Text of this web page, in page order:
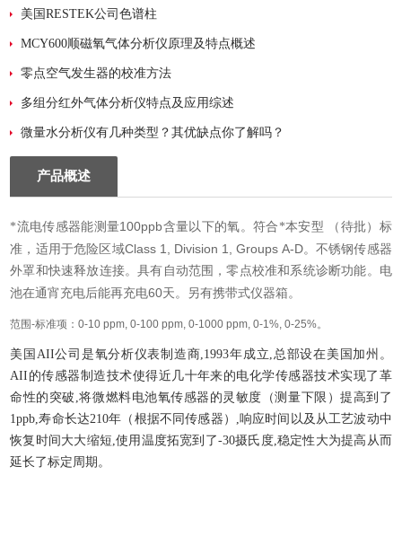
美国RESTEK公司色谱柱
MCY600顺磁氧气体分析仪原理及特点概述
零点空气发生器的校准方法
多组分红外气体分析仪特点及应用综述
微量水分析仪有几种类型？其优缺点你了解吗？
产品概述
*流电传感器能测量100ppb含量以下的氧。符合*本安型
（待批）标
准，适用于危险区域Class 1, Division 1, Groups A-D。不锈钢传感器
外罩和快速释放连接。具有自动范围，零点校准和系统诊断功能。电
池在通宵充电后能再充电60天。另有携带式仪器箱。
范围-标准项：0-10 ppm, 0-100 ppm, 0-1000 ppm, 0-1%, 0-25%。
美国AII公司是氧分析仪表制造商,1993年成立,总部设在美国加州。
AII的传感器制造技术使得近几十年来的电化学传感器技术实现了革
命性的突破,将微燃料电池氧传感器的灵敏度（测量下限）提高到了
1ppb,寿命长达210年（根据不同传感器）,响应时间以及从工艺波动中
恢复时间大大缩短,使用温度拓宽到了-30摄氏度,稳定性大为提高从而
延长了标定周期。